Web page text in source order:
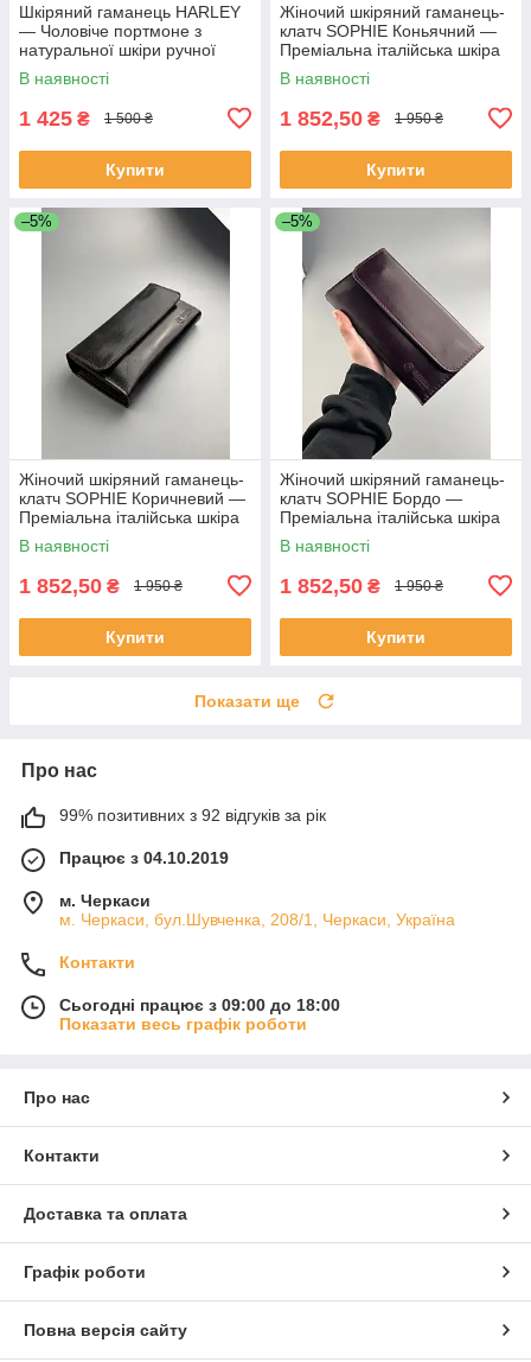
Шкіряний гаманець HARLEY
— Чоловіче портмоне з
натуральної шкіри ручної
роботи
В наявності
1 425 ₴ 1 500 ₴
Купити
Жіночий шкіряний гаманець-
клатч SOPHIE Коньячний —
Преміальна італійська шкіра
Кентуккі
В наявності
1 852,50 ₴ 1 950 ₴
Купити
–5%
Жіночий шкіряний гаманець-
клатч SOPHIE Коричневий —
Преміальна італійська шкіра
Кентуккі
В наявності
1 852,50 ₴ 1 950 ₴
Купити
–5%
Жіночий шкіряний гаманець-
клатч SOPHIE Бордо —
Преміальна італійська шкіра
Кентуккі
В наявності
1 852,50 ₴ 1 950 ₴
Купити
Показати ще
Про нас
99% позитивних з 92 відгуків за рік
Працює з 04.10.2019
м. Черкаси
м. Черкаси, бул.Шувченка, 208/1, Черкаси, Україна
Контакти
Сьогодні працює з 09:00 до 18:00
Показати весь графік роботи
Про нас
Контакти
Доставка та оплата
Графік роботи
Повна версія сайту